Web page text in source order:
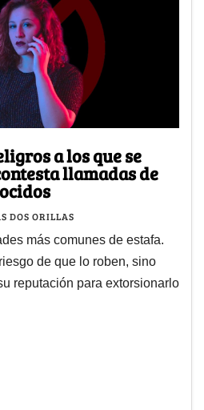
a los que se
llamadas de
DOS ORILLAS
más comunes de estafa.
de que lo roben, sino
reputación para extorsionarlo